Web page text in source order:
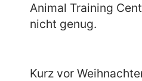
Animal Training
nicht genug.
Kurz vor